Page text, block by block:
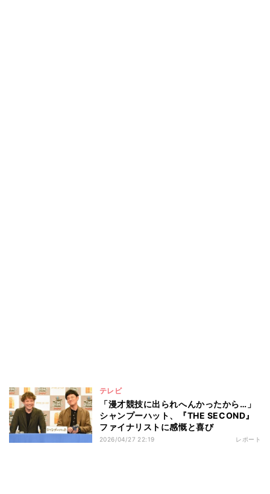
テレビ
「漫才競技に出られへんかったから…」
シャンプーハット、『THE SECOND』
ファイナリストに感慨と喜び
2026/04/27 22:19 レポート